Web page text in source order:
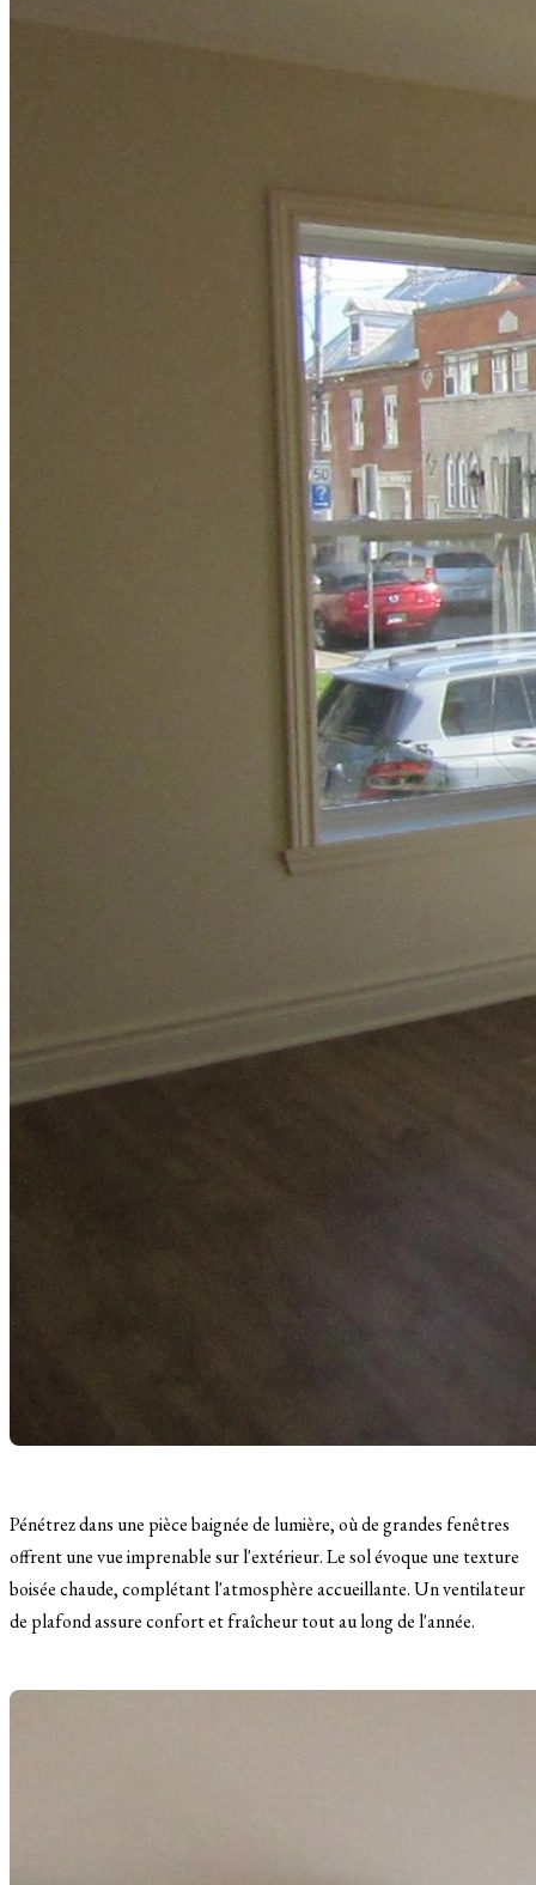
Pénétrez dans une pièce baignée de lumière, où de grandes fenêtres
offrent une vue imprenable sur l'extérieur. Le sol évoque une texture
boisée chaude, complétant l'atmosphère accueillante. Un ventilateur
de plafond assure confort et fraîcheur tout au long de l'année.